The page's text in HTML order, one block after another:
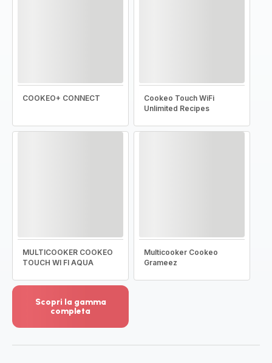
COOKEO+ CONNECT
Cookeo Touch WiFi
Unlimited Recipes
MULTICOOKER COOKEO
TOUCH WI FI AQUA
Multicooker Cookeo
Grameez
Scopri la gamma
completa
dettagli